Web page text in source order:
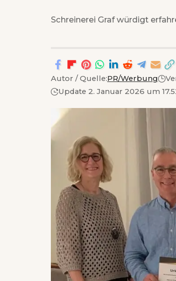
Schreinerei Graf würdigt
Autor / Quelle:PR/Werbung
Update 2. Januar 2026 um